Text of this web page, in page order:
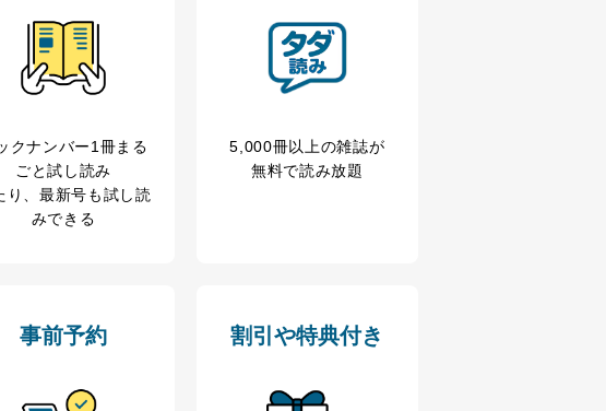
クナンバー1冊まる
ごと試し読み
り、最新号も試し読
みできる
5,000冊以上の雑誌が
無料で読み放題
事前予約 割引や特典付き